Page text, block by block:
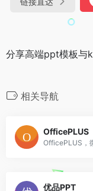
分享高端ppt模板与
相关导航
OfficePLUS
OfficePLUS，
优品PPT